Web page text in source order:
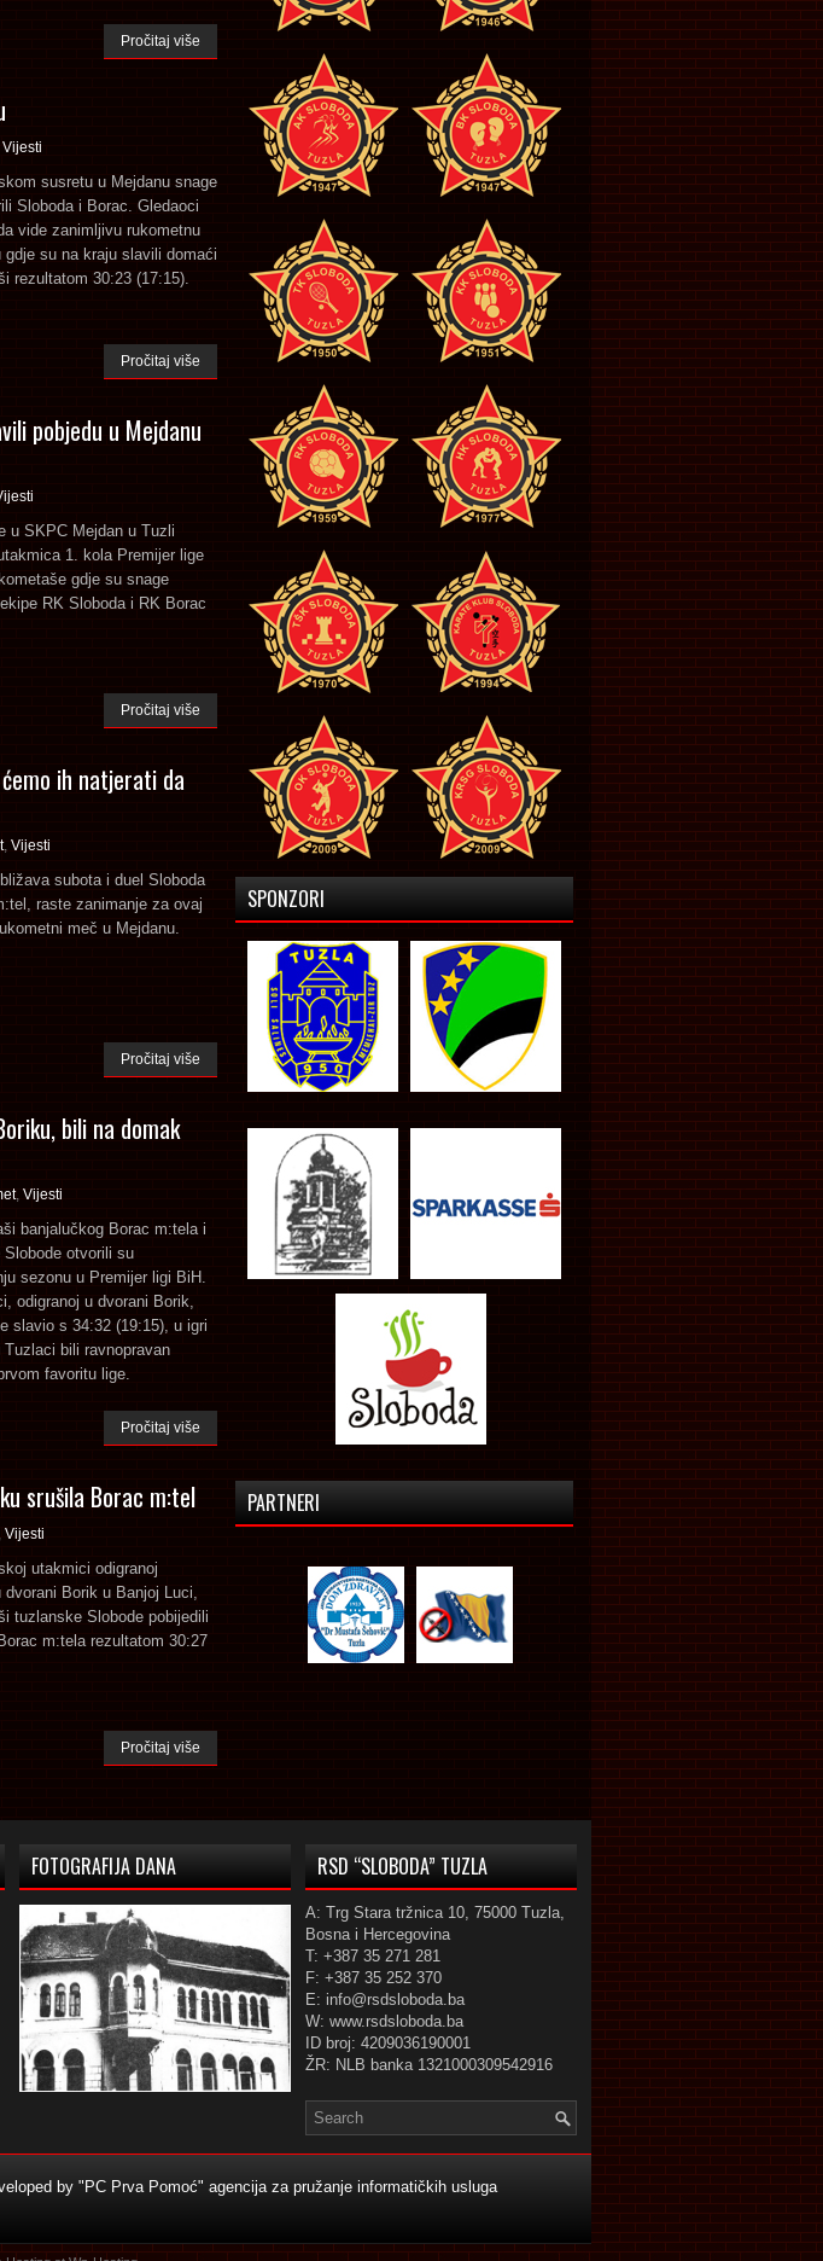
Pročitaj više
Vijesti
susretu u Mejdanu snage
Sloboda i Borac. Gledaoci
vide zanimljivu rukometnu
gdje su na kraju slavili domaći
rezultatom 30:23 (17:15).
Pročitaj više
pobjedu u Mejdanu
u SKPC Mejdan u Tuzli
1. kola Premijer lige
gdje su snage
RK Sloboda i RK Borac
Pročitaj više
ih natjerati da
, Vijesti
subota i duel Sloboda
raste zanimanje za ovaj
meč u Mejdanu.
Pročitaj više
bili na domak
, Vijesti
banjalučkog Borac m:tela i
otvorili su
sezonu u Premijer ligi BiH.
odigranoj u dvorani Borik,
slavio s 34:32 (19:15), u igri
bili ravnopravan
favoritu lige.
Pročitaj više
srušila Borac m:tel
Vijesti
utakmici odigranoj
dvorani Borik u Banjoj Luci,
tuzlanske Slobode pobijedili
m:tela rezultatom 30:27
Pročitaj više
SPONZORI
PARTNERI
FOTOGRAFIJA DANA RSD “SLOBODA” TUZLA
A: Trg Stara tržnica 10, 75000 Tuzla,
Bosna i Hercegovina
T: +387 35 271 281
F: +387 35 252 370
E: info@rsdsloboda.ba
W: www.rsdsloboda.ba
ID broj: 4209036190001
ŽR: NLB banka 1321000309542916
by "PC Prva Pomoć" agencija za pružanje informatičkih usluga